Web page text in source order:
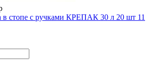
стопе с ручками КРЕПАК 30 л 20 шт 11